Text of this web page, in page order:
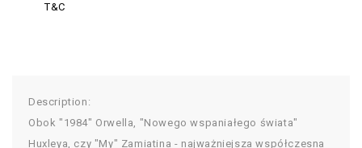
T&C
Description:
Obok "1984" Orwella, "Nowego wspaniałego świata"
Huxleya, czy "My" Zamiatina - najważniejsza współczesna